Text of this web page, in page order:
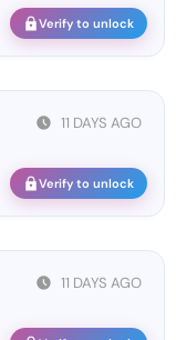
Verify to unlock
11 DAYS AGO
Verify to unlock
11 DAYS AGO